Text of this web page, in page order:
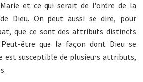
et ce qui serait de l'ordre de la
Dieu. On peut aussi se dire, pour
que ce sont des attributs distincts
Peut-être que la façon dont Dieu se
est susceptible de plusieurs attributs,